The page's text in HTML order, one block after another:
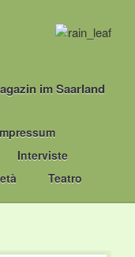
im Saarland
Interviste
Teatro